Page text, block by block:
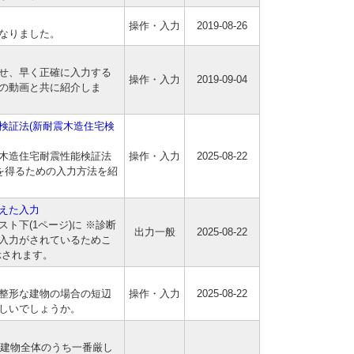
りました。
操作・入力 2019-08-26
、早く正確に入力する
動画と共に紹介しま
操作・入力 2019-09-04
証法(新耐震木造住宅検
造住宅耐震性能検証法
得るための入力方法を紹
操作・入力 2025-08-22
た入力
ト下(1ページ)に ※診断
力がされているためこ
れます。
出力一般 2025-08-22
形な建物の場合の短辺
いでしょうか。
操作・入力 2025-08-22
物全体のうち一番厳し